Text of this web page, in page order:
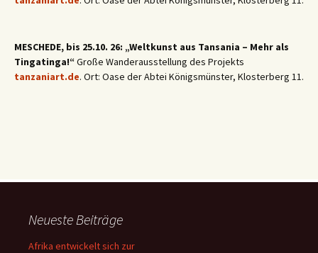
MESCHEDE, bis 25.10. 26: „Weltkunst aus Tansania – Mehr als
Tingatinga!“Große Wanderausstellung des Projekts
tanzaniart.de. Ort: Oase der Abtei Königsmünster, Klosterberg 11.
Neueste Beiträge
Afrika entwickelt sich zur